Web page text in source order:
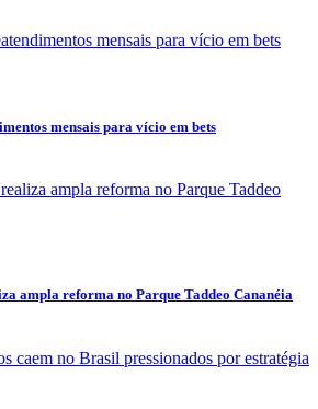
mensais para vício em bets
ampla reforma no Parque Taddeo Cananéia